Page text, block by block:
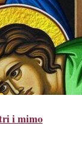
i mimo